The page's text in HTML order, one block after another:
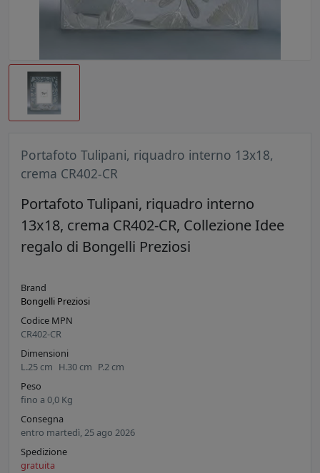
Portafoto Tulipani, riquadro interno 13x18,
crema CR402-CR
Portafoto Tulipani, riquadro interno
13x18, crema CR402-CR, Collezione Idee
regalo di Bongelli Preziosi
Brand
Bongelli Preziosi
Codice MPN
CR402-CR
Dimensioni
L.25 cm H.30 cm P.2 cm
Peso
fino a 0,0 Kg
Consegna
entro martedì, 25 ago 2026
Spedizione
gratuita